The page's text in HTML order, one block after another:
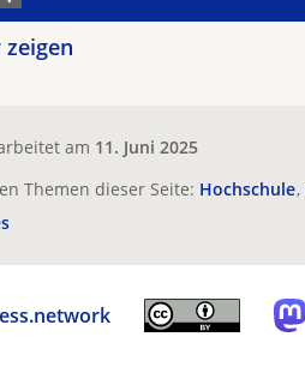
am 11. Juni 2025
Themen dieser Seite: Hochschule